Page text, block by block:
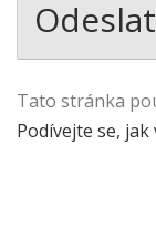
Tato stránka
Podívejte se,